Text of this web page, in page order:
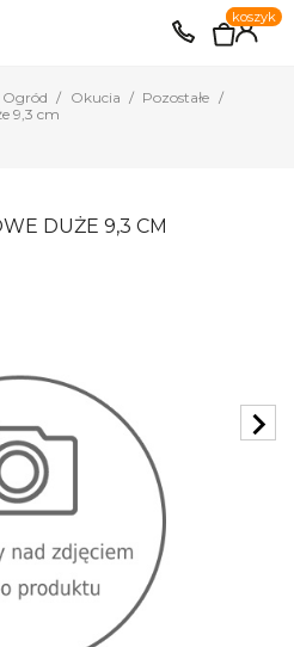
EUR PLN 0
koszyk
Okucia
Pozostałe
9,3 cm
DUŻE 9,3 CM
chevron_right